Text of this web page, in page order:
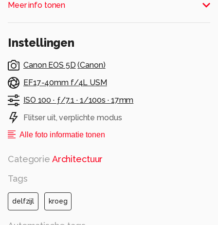
winkelcentrum Kuilsburg in Delfzijl.
(opname uit 2011 en herbewerkt)
Alle rechten voorbehouden
Meer info tonen
Instellingen
Canon EOS 5D (Canon)
EF17-40mm f/4L USM
ISO 100 · ƒ/7.1 · 1/100s · 17mm
Flitser uit, verplichte modus
Alle foto informatie tonen
Categorie Architectuur
Tags
delfzijl kroeg